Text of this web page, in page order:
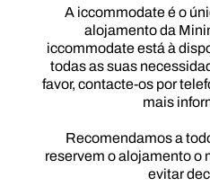
A iccommodate é o
alojamento da
iccommodate está à
todas as suas
favor, contacte-os por
mais
Recomendamos a
reservem o alojamento o
evitar